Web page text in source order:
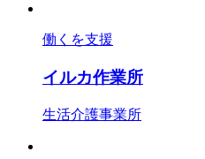
働くを支援
イルカ作業所
生活介護事業所